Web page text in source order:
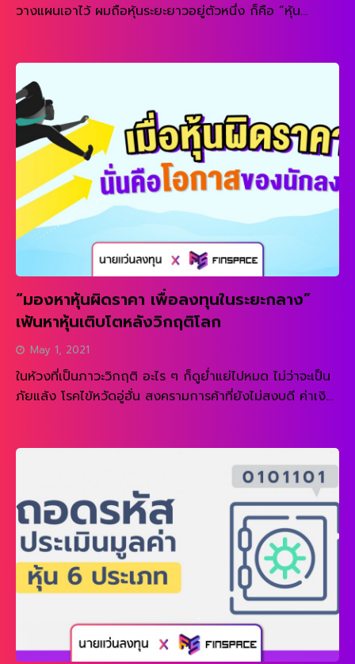
วางแผนเอาไว้ ผมถือหุ้นระยะยาวอยู่ตัวหนึ่ง ก็คือ “หุ้น
ถ้าลูกสาวของผมถามว่า “ป๊า มีอะไรนอกจากหุ้นรถไฟฟ้า
บ้าง” … อืม … คิดได้แบบนี้ผมเลยพยายามนึกว่า อนาคตอีก
10 ปีข้างหน้า สินทรัพย์อะไรน่าสนใจบ้าง อย่างไรก็ตาม […]
“มองหาหุ้นผิดราคา เพื่อลงทุนในระยะกลาง”
เฟ้นหาหุ้นเติบโตหลังวิกฤติโลก
May 1, 2021
ในห้วงที่เป็นภาวะวิกฤติ อะไร ๆ ก็ดูย่ำแย่ไปหมด ไม่ว่าจะเป็น
ภัยแล้ง โรคไข้หวัดอู่ฮั่น สงครามการค้าที่ยังไม่สงบดี ค่าเงิน
ขึ้นมาก็คือ “หุ้นที่ผิดราคา” ซึ่งการเกิดขึ้นของหุ้นผิดราคานั้น
ไม่ได้เกิดขึ้นบ่อย ๆ อาจเกิดเฉพาะช่วงวิกฤติแบบนี้ สำหรับคน
ที่มองภาพออก นี่คือโอกาสในการลงทุนครั้งใหญ่ … แต่หุ้นที่
ผิดราคาจะมีลักษณะแบบใดบ้าง […]